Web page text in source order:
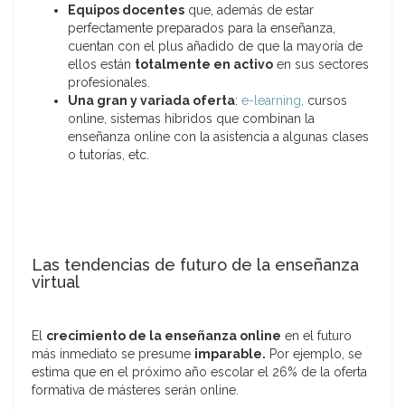
Equipos docentes que, además de estar
perfectamente preparados para la enseñanza,
cuentan con el plus añadido de que la mayoría de
ellos están totalmente en activo en sus sectores
profesionales.
Una gran y variada oferta: e-learning, cursos
online, sistemas híbridos que combinan la
enseñanza online con la asistencia a algunas clases
o tutorías, etc.
Las tendencias de futuro de la enseñanza
virtual
El crecimiento de la enseñanza online en el futuro
más inmediato se presume imparable. Por ejemplo, se
estima que en el próximo año escolar el 26% de la oferta
formativa de másteres serán online.